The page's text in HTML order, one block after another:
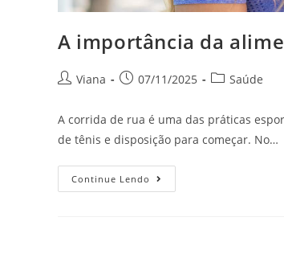
A importância da
Viana 07/11/2025 Saúde
A corrida de rua é uma das práticas
de tênis e disposição para começar. No…
Continue Lendo